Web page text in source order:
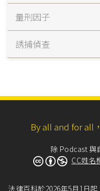
量刑因子
誘捕偵查
By all and for all
除 Podcast 與
CC姓名
法律百科於2026年5月1日